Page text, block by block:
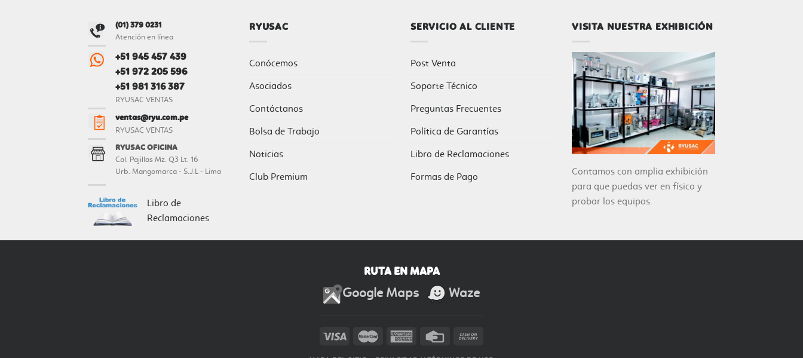
(01) 379 0231
Atención en línea
+51 945 457 439
+51 972 205 596
+51 981 316 387
RYUSAC VENTAS
ventas@ryu.com.pe
RYUSAC VENTAS
RYUSAC OFICINA
Cal. Pajillas Mz. Q3 Lt. 16
Urb. Mangomarca - S.J.L - Lima
Libro de
Reclamaciones
RYUSAC
Conócemos
Asociados
Contáctanos
Bolsa de Trabajo
Noticias
Club Premium
SERVICIO AL CLIENTE
Post Venta
Soporte Técnico
Preguntas Frecuentes
Política de Garantías
Libro de Reclamaciones
Formas de Pago
VISITA NUESTRA EXHIBICIÓN
Contamos con amplia exhibición
para que puedas ver en físico y
probar los equipos.
RUTA EN MAPA
Google Maps Waze